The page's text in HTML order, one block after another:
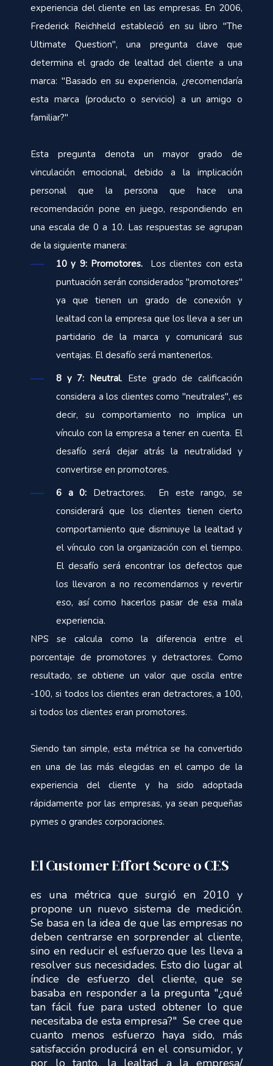
experiencia del cliente en las empresas. En 2006,
Frederick Reichheld estableció en su libro "The
Ultimate Question", una pregunta clave que
determina el grado de lealtad del cliente a una
marca: "Basado en su experiencia, ¿recomendaría
esta marca (producto o servicio) a un amigo o
familiar?"
Esta pregunta denota un mayor grado de
vinculación emocional, debido a la implicación
personal que la persona que hace una
recomendación pone en juego, respondiendo en
una escala de 0 a 10. Las respuestas se agrupan
de la siguiente manera:
10 y 9: Promotores. Los clientes con esta
puntuación serán considerados "promotores"
ya que tienen un grado de conexión y
lealtad con la empresa que los lleva a ser un
partidario de la marca y comunicará sus
ventajas. El desafío será mantenerlos.
8 y 7: Neutral. Este grado de calificación
considera a los clientes como "neutrales", es
decir, su comportamiento no implica un
vínculo con la empresa a tener en cuenta. El
desafío será dejar atrás la neutralidad y
convertirse en promotores.
6 a 0: Detractores. En este rango, se
considerará que los clientes tienen cierto
comportamiento que disminuye la lealtad y
el vínculo con la organización con el tiempo.
El desafío será encontrar los defectos que
los llevaron a no recomendarnos y revertir
eso, así como hacerlos pasar de esa mala
experiencia.
NPS se calcula como la diferencia entre el
porcentaje de promotores y detractores. Como
resultado, se obtiene un valor que oscila entre
-100, si todos los clientes eran detractores, a 100,
si todos los clientes eran promotores.
Siendo tan simple, esta métrica se ha convertido
en una de las más elegidas en el campo de la
experiencia del cliente y ha sido adoptada
rápidamente por las empresas, ya sean pequeñas
pymes o grandes corporaciones.
El Customer Effort Score o CES
es una métrica que surgió en 2010 y
propone un nuevo sistema de medición.
Se basa en la idea de que las empresas no
deben centrarse en sorprender al cliente,
sino en reducir el esfuerzo que les lleva a
resolver sus necesidades. Esto dio lugar al
índice de esfuerzo del cliente, que se
basaba en responder a la pregunta "¿qué
tan fácil fue para usted obtener lo que
necesitaba de esta empresa?" Se cree que
cuanto menos esfuerzo haya sido, más
satisfacción producirá en el consumidor, y